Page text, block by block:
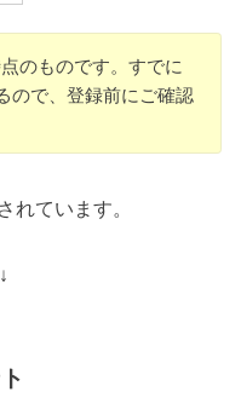
のものです。すでに
ので、登録前にご確認
れています。